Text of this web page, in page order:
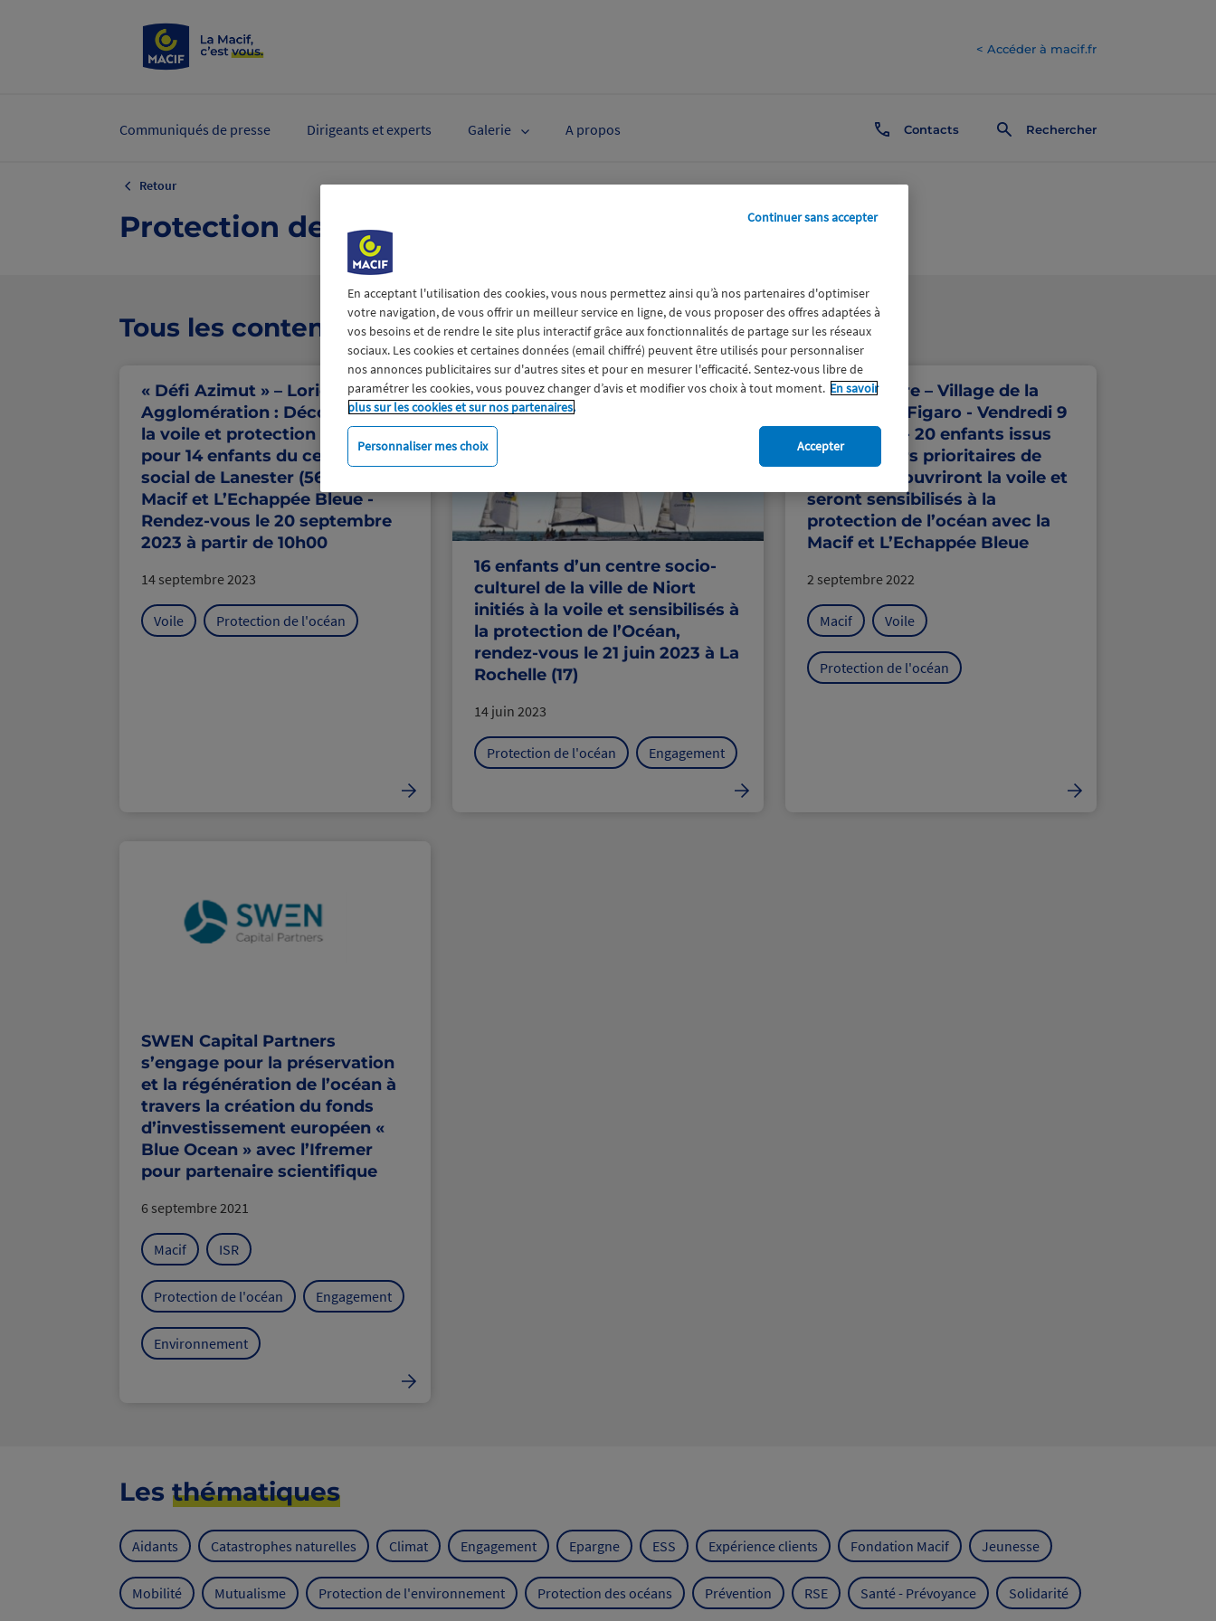
< Accéder à macif.fr
Contacts Rechercher
Communiqués de presse Dirigeants et experts Galerie A propos
Retour
Protection de l'océan
Tous les contenus
« Défi Azimut » – Lorient
Agglomération : Découverte de
la voile et protection de l’océan
pour 14 enfants du centre
social de Lanester (56) avec la
Macif et L’Echappée Bleue -
Rendez-vous le 20 septembre
2023 à partir de 10h00
14 septembre 2023
Voile Protection de l'océan
16 enfants d’un centre socio-
culturel de la ville de Niort
initiés à la voile et sensibilisés à
la protection de l’Océan,
rendez-vous le 21 juin 2023 à La
Rochelle (17)
14 juin 2023
Protection de l'océan Engagement
Saint-Nazaire – Village de la
Solitaire du Figaro - Vendredi 9
septembre - 20 enfants issus
des quartiers prioritaires de
Nantes découvriront la voile et
seront sensibilisés à la
protection de l’océan avec la
Macif et L’Echappée Bleue
2 septembre 2022
Macif Voile
Protection de l'océan
SWEN Capital Partners
s’engage pour la préservation
et la régénération de l’océan à
travers la création du fonds
d’investissement européen «
Blue Ocean » avec l’Ifremer
pour partenaire scientifique
6 septembre 2021
Macif ISR
Protection de l'océan Engagement
Environnement
Les thématiques
Aidants Catastrophes naturelles Climat Engagement Epargne ESS Expérience clients Fondation Macif Jeunesse
Mobilité Mutualisme Protection de l'environnement Protection des océans Prévention RSE Santé - Prévoyance Solidarité
En acceptant l'utilisation des cookies, vous nous permettez ainsi qu’à nos partenaires d'optimiser
votre navigation, de vous offrir un meilleur service en ligne, de vous proposer des offres adaptées à
vos besoins et de rendre le site plus interactif grâce aux fonctionnalités de partage sur les réseaux
sociaux. Les cookies et certaines données (email chiffré) peuvent être utilisés pour personnaliser
nos annonces publicitaires sur d'autres sites et pour en mesurer l'efficacité. Sentez-vous libre de
paramétrer les cookies, vous pouvez changer d’avis et modifier vos choix à tout moment. En savoir
plus sur les cookies et sur nos partenaires.
Personnaliser mes choix
Continuer sans accepter
Accepter